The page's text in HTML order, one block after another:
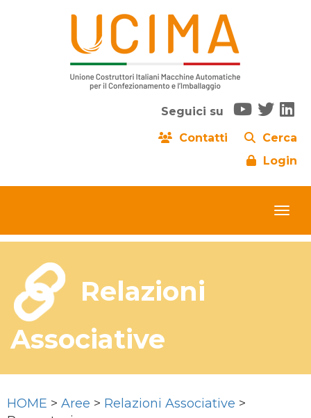
Seguici su
Contatti
Cerca
Login
Relazioni
Associative
HOME > Aree > Relazioni Associative >